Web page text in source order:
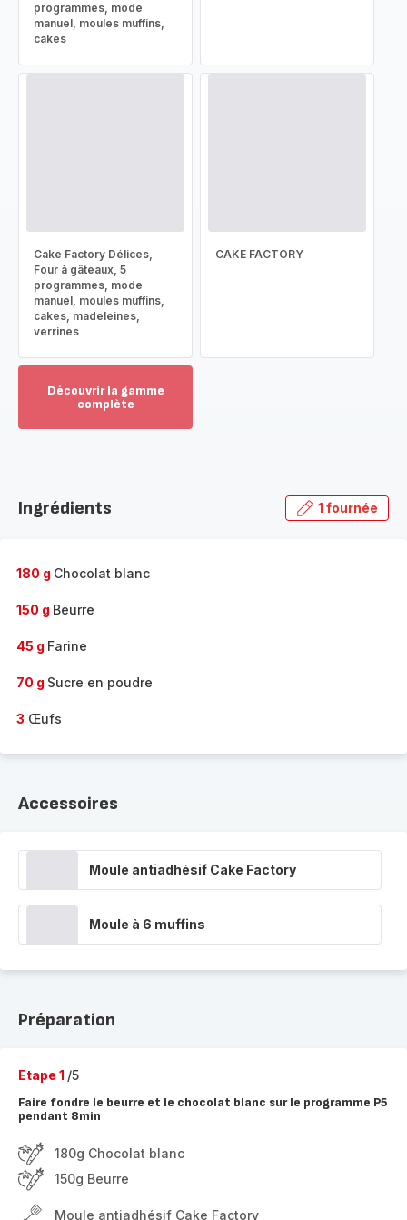
programmes, mode
manuel, moules muffins,
cakes
Cake Factory Délices,
Four à gâteaux, 5
programmes, mode
manuel, moules muffins,
cakes, madeleines,
verrines
CAKE FACTORY
Découvrir la gamme
complète
gamme
Ingrédients 1 fournée
180 g Chocolat blanc
150 g Beurre
45 g Farine
70 g Sucre en poudre
3 Œufs
Accessoires
Moule antiadhésif Cake Factory
Moule à 6 muffins
Préparation
Etape 1 /5
Faire fondre le beurre et le chocolat blanc sur le programme P5
pendant 8min
180g Chocolat blanc
150g Beurre
Moule antiadhésif Cake Factory